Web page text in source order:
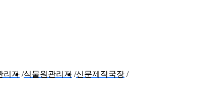
리자 식물원관리자 신문제작국장